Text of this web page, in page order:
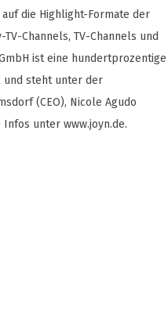
die Highlight-Formate der
Channels, TV-Channels und
ist eine hundertprozentige
und steht unter der
(CEO), Nicole Agudo
unter www.joyn.de.